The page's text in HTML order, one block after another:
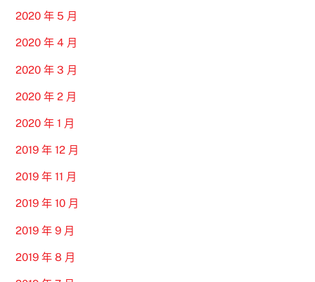
2020 年 5 月
2020 年 4 月
2020 年 3 月
2020 年 2 月
2020 年 1 月
2019 年 12 月
2019 年 11 月
2019 年 10 月
2019 年 9 月
2019 年 8 月